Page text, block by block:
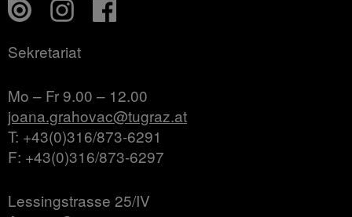
Sekretariat
Mo – Fr 9.00 – 12.00
joana.grahovac@tugraz.at
T: +43(0)316/873-6291
F: +43(0)316/873-6297
Lessingstrasse 25/IV